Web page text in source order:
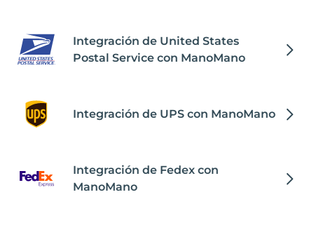
Integración de United States
Postal Service con ManoMano
Integración de UPS con ManoMano
Integración de Fedex con
ManoMano